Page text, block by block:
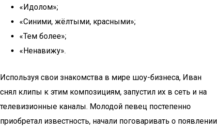
«Идолом»;
«Синими, жёлтыми, красными»;
«Тем более»;
«Ненавижу».
Используя свои знакомства в мире шоу-бизнеса, Иван
снял клипы к этим композициям, запустил их в сеть и на
телевизионные каналы. Молодой певец постепенно
приобретал известность, начали поговаривать о появлении